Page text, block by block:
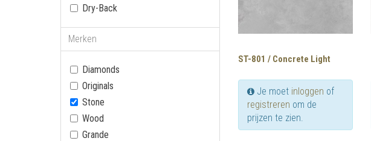
Dry-Back
Merken
Diamonds
Originals
Stone
Wood
Grande
ST-801 / Concrete Light
Je moet inloggen of
registreren om de
prijzen te zien.